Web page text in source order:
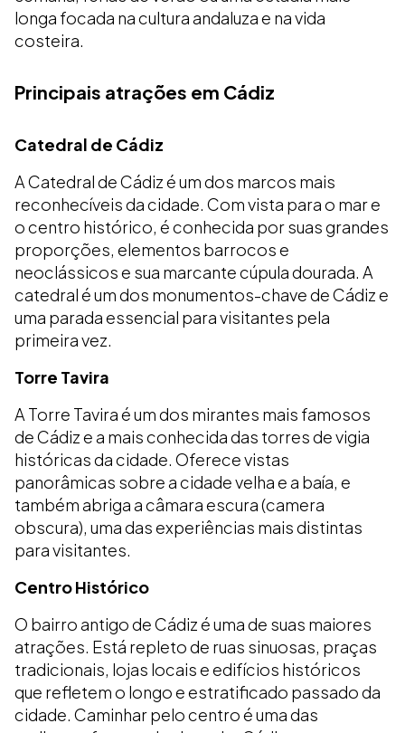
longa focada na cultura andaluza e na vida
costeira.
Principais atrações em Cádiz
Catedral de Cádiz
A Catedral de Cádiz é um dos marcos mais
reconhecíveis da cidade. Com vista para o mar e
o centro histórico, é conhecida por suas grandes
proporções, elementos barrocos e
neoclássicos e sua marcante cúpula dourada. A
catedral é um dos monumentos-chave de Cádiz e
uma parada essencial para visitantes pela
primeira vez.
Torre Tavira
A Torre Tavira é um dos mirantes mais famosos
de Cádiz e a mais conhecida das torres de vigia
históricas da cidade. Oferece vistas
panorâmicas sobre a cidade velha e a baía, e
também abriga a câmara escura (camera
obscura), uma das experiências mais distintas
para visitantes.
Centro Histórico
O bairro antigo de Cádiz é uma de suas maiores
atrações. Está repleto de ruas sinuosas, praças
tradicionais, lojas locais e edifícios históricos
que refletem o longo e estratificado passado da
cidade. Caminhar pelo centro é uma das